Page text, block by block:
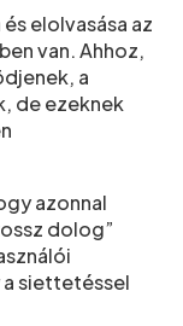
elolvasása az
van. Ahhoz,
a
de ezeknek
azonnal
dolog”
siettetéssel